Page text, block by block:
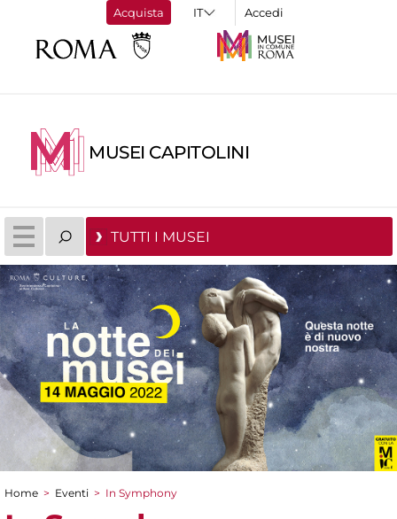
Acquista Accedi
MUSEI CAPITOLINI
TUTTI I MUSEI
Tu sei qui
Home > Eventi > In Symphony